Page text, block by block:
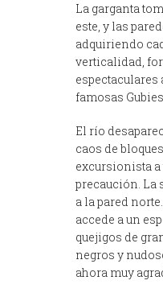
La garganta
este, y las
adquiriendo
verticalidad,
espectaculares
famosas
El río
caos de
excursionista
precaución. La
a la pared
accede a un
quejigos de
negros y
ahora muy